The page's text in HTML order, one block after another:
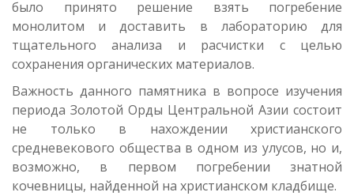
было принято решение взять погребение
монолитом и доставить в лабораторию для
тщательного анализа и расчистки с целью
сохранения органических материалов.
Важность данного памятника в вопросе изучения
периода Золотой Орды Центральной Азии состоит
не только в нахождении христианского
средневекового общества в одном из улусов, но и,
возможно, в первом погребении знатной
кочевницы, найденной на христианском кладбище.